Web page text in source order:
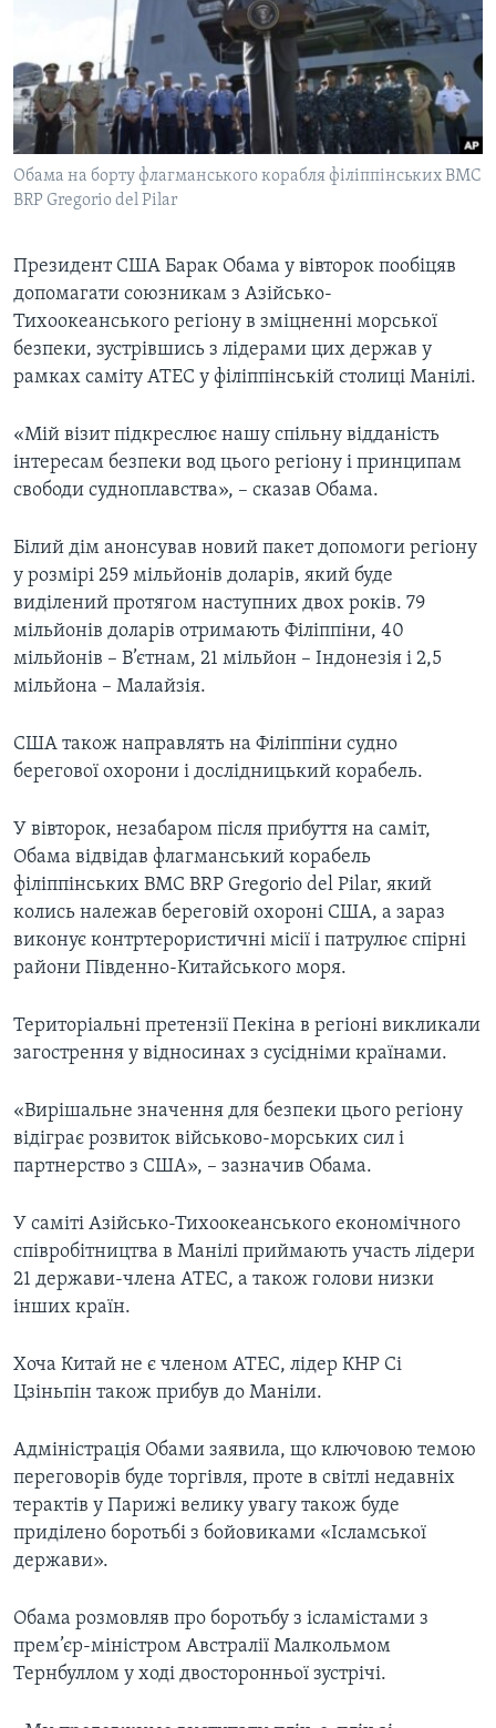
СУСПІЛЬСТВО
ЕКОНОМІКА
ІСТОРІЇ УСПІХУ УКРАЇНЦІВ
ТЕЛЕПРОГРАМИ
ЧАС-TIME
БРИФІНГ ГОЛОСУ АМЕРИКИ
СТУДІЯ ВАШИНГТОН
ВІКНО В АМЕРИКУ
ПОГЛЯД З ВАШИНГТОНА
ENGLISH
Learning English
МИ В СОЦМЕРЕЖАХ
Мови
Обама на борту флагманського корабля філіппінських ВМС
BRP Gregorio del Pilar
Президент США Барак Обама у вівторок пообіцяв
допомагати союзникам з Азійсько-
Тихоокеанського регіону в зміцненні морської
безпеки, зустрівшись з лідерами цих держав у
рамках саміту АТЕС у філіппінській столиці Манілі.
«Мій візит підкреслює нашу спільну відданість
інтересам безпеки вод цього регіону і принципам
свободи судноплавства», – сказав Обама.
Білий дім анонсував новий пакет допомоги регіону
у розмірі 259 мільйонів доларів, який буде
виділений протягом наступних двох років. 79
мільйонів доларів отримають Філіппіни, 40
мільйонів – В’єтнам, 21 мільйон – Індонезія і 2,5
мільйона – Малайзія.
США також направлять на Філіппіни судно
берегової охорони і дослідницький корабель.
У вівторок, незабаром після прибуття на саміт,
Обама відвідав флагманський корабель
філіппінських ВМС BRP Gregorio del Pilar, який
колись належав береговій охороні США, а зараз
виконує контртерористичні місії і патрулює спірні
райони Південно-Китайського моря.
Територіальні претензії Пекіна в регіоні викликали
загострення у відносинах з сусідніми країнами.
«Вирішальне значення для безпеки цього регіону
відіграє розвиток військово-морських сил і
партнерство з США», – зазначив Обама.
У саміті Азійсько-Тихоокеанського економічного
співробітництва в Манілі приймають участь лідери
21 держави-члена АТЕС, а також голови низки
інших країн.
Хоча Китай не є членом АТЕС, лідер КНР Сі
Цзіньпін також прибув до Маніли.
Адміністрація Обами заявила, що ключовою темою
переговорів буде торгівля, проте в світлі недавніх
терактів у Парижі велику увагу також буде
приділено боротьбі з бойовиками «Ісламської
держави».
Обама розмовляв про боротьбу з ісламістами з
прем’єр-міністром Австралії Малкольмом
Тернбуллом у ході двосторонньої зустрічі.